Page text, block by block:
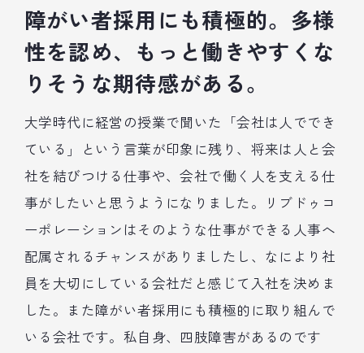
障がい者採用にも積極的。多様
性を認め、もっと働きやすくな
りそうな期待感がある。
大学時代に経営の授業で聞いた「会社は人ででき
ている」という言葉が印象に残り、将来は人と会
社を結びつける仕事や、会社で働く人を支える仕
事がしたいと思うようになりました。リブドゥコ
ーポレーションはそのような仕事ができる人事へ
配属されるチャンスがありましたし、なにより社
員を大切にしている会社だと感じて入社を決めま
した。また障がい者採用にも積極的に取り組んで
いる会社です。私自身、四肢障害があるのです